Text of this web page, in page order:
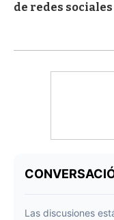
de redes sociales